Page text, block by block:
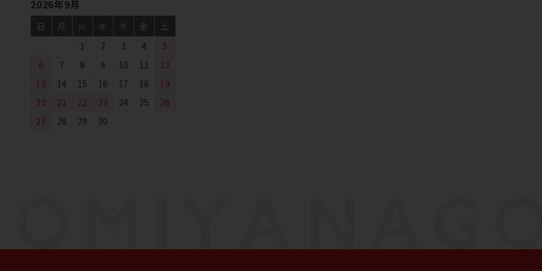
2026年9月
日 月 火 水 木 金
土
1
2 3 4
5
6
7 8 9 10 11
12
13
14 15 16 17 18
19
20
21 22 23 24 25
26
27
28 29 30